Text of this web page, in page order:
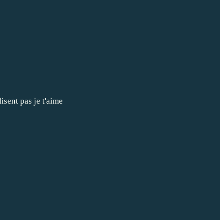
pas je t'aime